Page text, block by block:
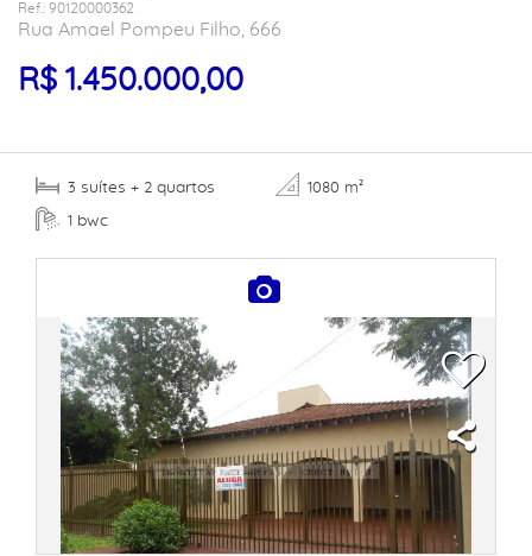
Ref.: 90120000362
Rua Amael Pompeu Filho, 666
R$ 1.450.000,00
3 suítes + 2 quartos
1 bwc
1080 m²